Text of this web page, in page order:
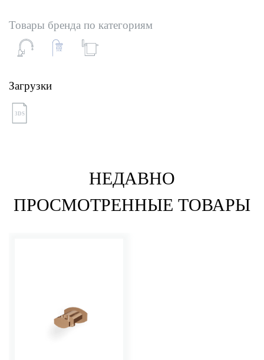
Товары бренда по категориям
Загрузки
3DS
НЕДАВНО
ПРОСМОТРЕННЫЕ ТОВАРЫ